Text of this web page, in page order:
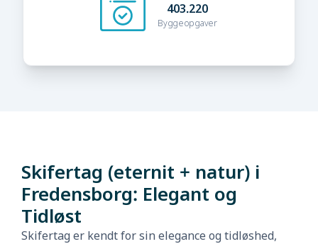
403.220
Byggeopgaver
Skifertag (eternit + natur) i
Fredensborg: Elegant og
Tidløst
Skifertag er kendt for sin elegance og tidløshed,